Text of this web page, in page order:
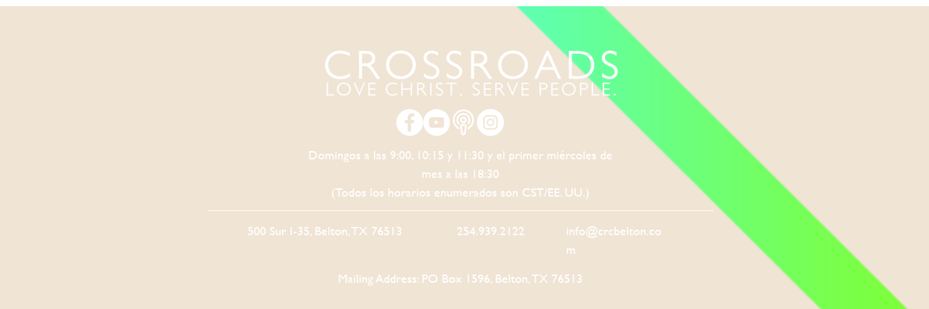
Domingos a las 9:00, 10:15 y 11:30 y el primer miércoles de
mes a las 18:30
(Todos los horarios enumerados son CST/EE. UU.)
500 Sur I-35, Belton, TX 76513 254.939.2122
info@crcbelton.co
m
Mailing Address: PO Box 1596, Belton, TX 76513